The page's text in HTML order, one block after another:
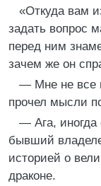
«Откуда вам
задать вопрос
перед ним
зачем же он
— Мне не все
прочел мысли
— Ага,
бывший
историей о
драконе.